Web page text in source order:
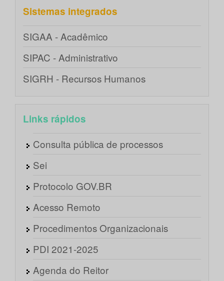
Sistemas integrados
SIGAA - Acadêmico
SIPAC - Administrativo
SIGRH - Recursos Humanos
Links rápidos
Consulta pública de processos
Sei
Protocolo GOV.BR
Acesso Remoto
Procedimentos Organizacionais
PDI 2021-2025
Agenda do Reitor